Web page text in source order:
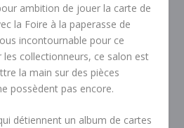
ambition de jouer la carte de
la Foire à la paperasse de
incontournable pour ce
les collectionneurs, ce salon est
la main sur des pièces
possèdent pas encore.
détiennent un album de cartes